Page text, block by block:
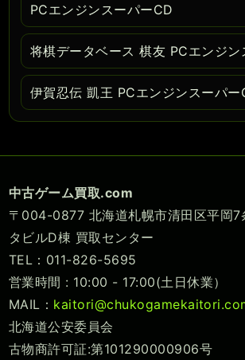
PCエンジンスーパーCD
将棋データベース 棋友 PCエンジン
伊賀忍伝 凱王 PCエンジンスーパー
中古ゲーム買取.com
〒004-0877 北海道札幌市清田区平岡
タビルD棟 買取センター
TEL：011-826-5695
営業時間 : 10:00 - 17:00(土日休業）
MAIL：
北海道公安委員会
古物商許可証:第101290000906号